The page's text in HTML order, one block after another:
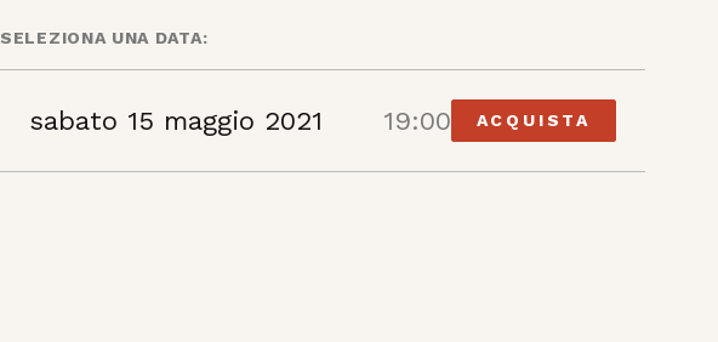
SELEZIONA UNA DATA:
sabato 15 maggio 2021 19:00 ACQUISTA